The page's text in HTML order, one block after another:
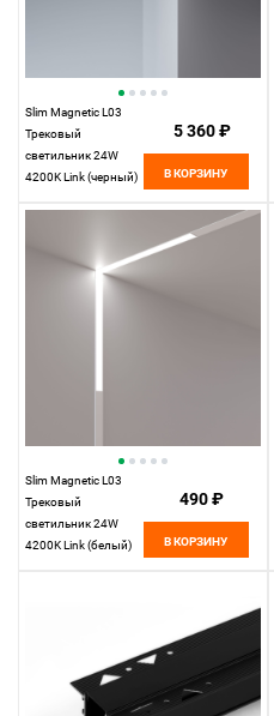
Slim Magnetic L03
Трековый
светильник 24W
4200K Link (черный)
5 360 ₽
В КОРЗИНУ
Slim Magnetic L03
Трековый
светильник 24W
4200K Link (белый)
490 ₽
В КОРЗИНУ